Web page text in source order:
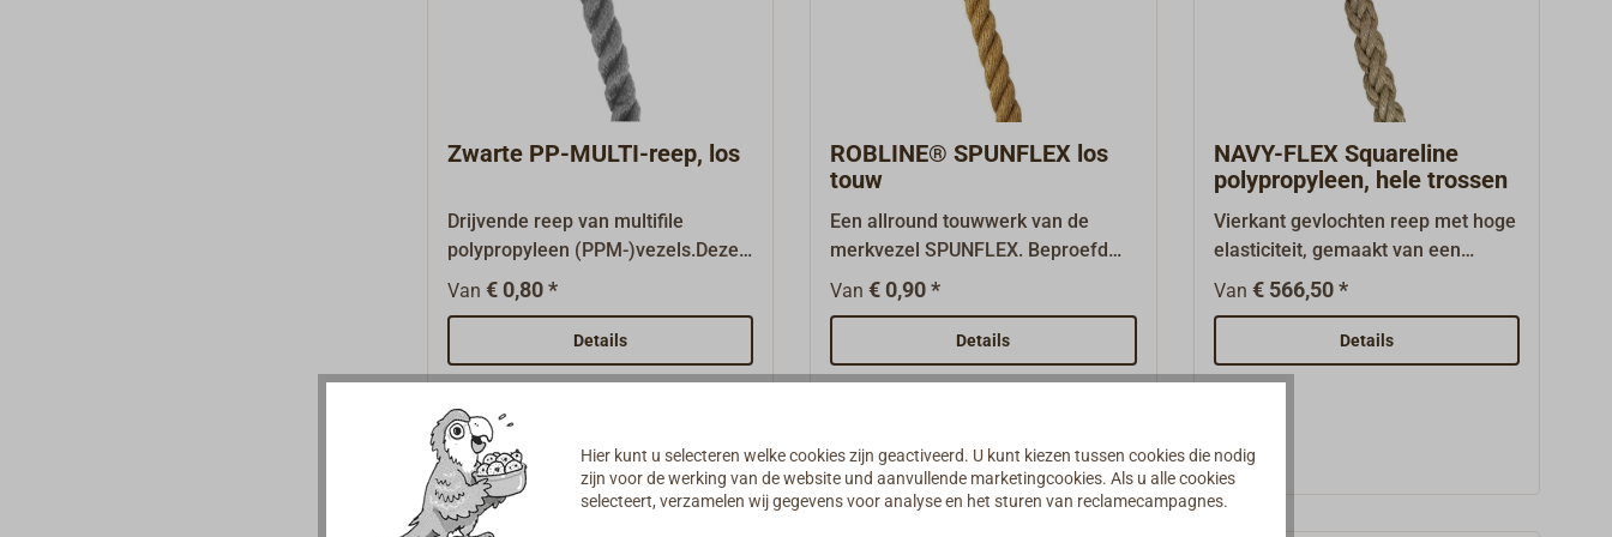
vindt u onder \"Bijpassende
artikelen\" onderaan deze pagina.
spoel.Andere diameters zijn op
aanvraag leverbaar.Polyester-
Squareline per meter vindt u onder
"Vergelijkbare artikelen".
"Vergelijkbare artikelen".
Zwarte PP-MULTI-reep, los
Drijvende reep van multifile
polypropyleen (PPM-)vezels.Deze
fijne, soepele vezel is optisch
nauwelijks van polyester- of
polyamidevezels te onderscheiden,
neemt echter geen water op en
Goede UV-bestendigheid.Een
driegeslagen werklijn uit de
beroepsscheepvaart volgens EN
ISO 1346A met een goede prijs-
Van € 0,80 *
Details
ROBLINE® SPUNFLEX los
touw
Een allround touwwerk van de
merkvezel SPUNFLEX. Beproefd
voor traditionele schepen en
gaffelzeilers. Het door de
voormalige Deense touwfabriek
ROBLON ontwikkelde,
van een zeer hoogwaardige UV-
stabilisator. De vezel is, in
tegenstelling tot andere
Van€ 0,90 *
Details
NAVY-FLEX Squareline
polypropyleen, hele trossen
Vierkant gevlochten reep met hoge
elasticiteit, gemaakt van een
soepele en hoog-UV-
gestabiliseerde polypropyleen
(PP)-splitvezel.Het soepele touw is
bijzonder prettig in het gebruik aan
spleissen.Kleur:
manilabruin.Levering in trossen
van 110 m respectievelijk 220
Van € 566,50 *
Details
Hier kunt u selecteren welke cookies zijn geactiveerd. U kunt kiezen tussen cookies die nodig
zijn voor de werking van de website und aanvullende marketingcookies. Als u alle cookies
selecteert, verzamelen wij gegevens voor analyse en het sturen van reclamecampagnes.